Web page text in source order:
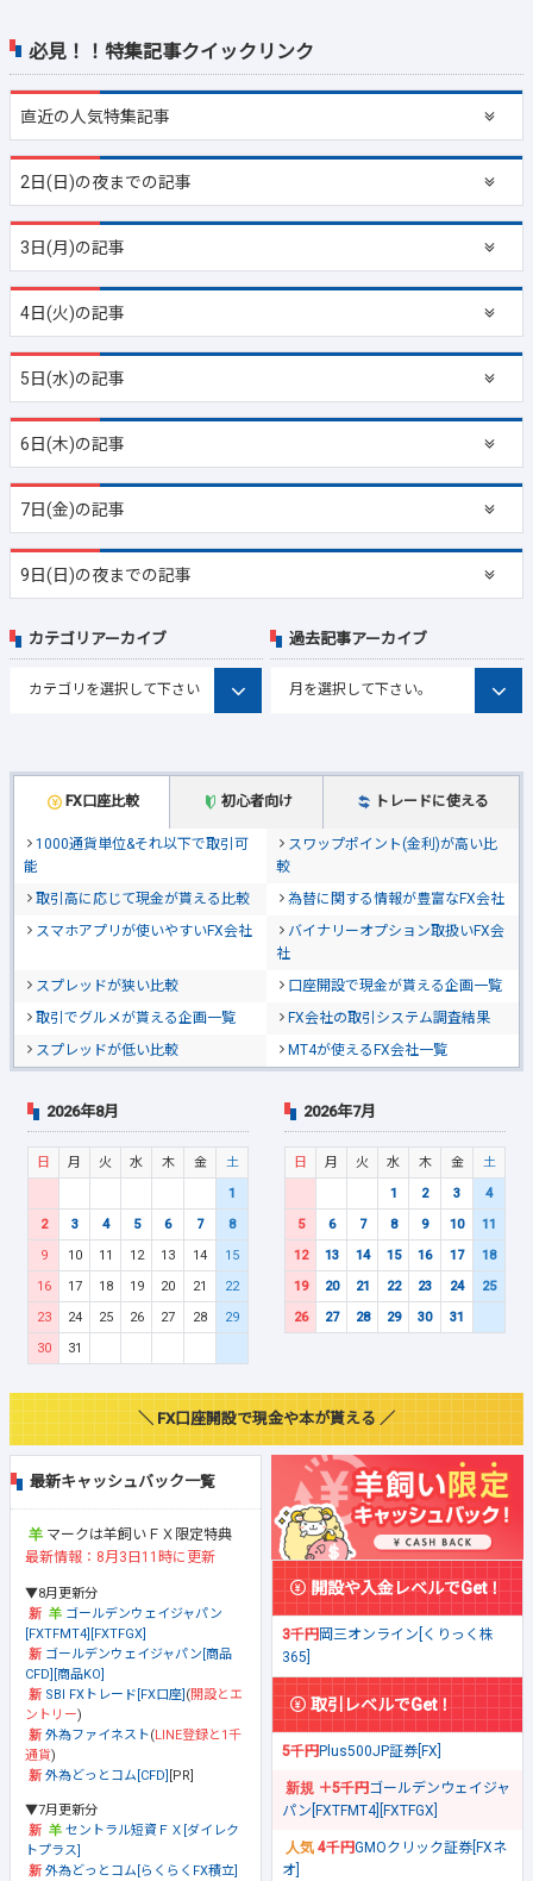
必見！！特集記事クイックリンク
直近の人気特集記事
2日(日)の夜までの記事
3日(月)の記事
4日(火)の記事
5日(水)の記事
6日(木)の記事
7日(金)の記事
9日(日)の夜までの記事
FX口座比較 初心者向け トレードに使える
1000通貨単位&それ以下で取引可
能
スワップポイント(金利)が高い比
較
取引高に応じて現金が貰える比較
為替に関する情報が豊富なFX会社
スマホアプリが使いやすいFX会社
バイナリーオプション取扱いFX会
社
スプレッドが狭い比較
口座開設で現金が貰える企画一覧
取引でグルメが貰える企画一覧
FX会社の取引システム調査結果
スプレッドが低い比較
MT4が使えるFX会社一覧
カテゴリアーカイブ 過去記事アーカイブ
2026年8月
日 月 火 水 木 金
土
1
2
3 4 5 6 7
8
9
10 11 12 13 14
15
16
17 18 19 20 21
22
23
24 25 26 27 28
29
30
31
2026年7月
日 月 火 水 木 金
土
1
2 3
4
5
6 7 8 9 10
11
12
13 14 15 16 17
18
19
20 21 22 23 24
25
26
27 28 29 30 31
＼ FX口座開設で現金や本が貰える ／
最新キャッシュバック一覧
マークは羊飼いＦＸ限定特典
最新情報：8月3日11時に更新
▼8月更新分
ゴールデンウェイジャパン
[FXTFMT4][FXTFGX]
ゴールデンウェイジャパン[商品
CFD][商品KO]
SBI FXトレード[FX口座] (開設とエ
ントリー)
外為ファイネスト(LINE登録と1千
通貨)
外為どっとコム[CFD] [PR]
▼7月更新分
セントラル短資ＦＸ[ダイレク
トプラス]
外為どっとコム[らくらくFX積立]
開設や入金レベルでGet！
3千円岡三オンライン[くりっく株
365]
取引レベルでGet！
5千円Plus500JP証券[FX]
＋5千円ゴールデンウェイジャ
パン[FXTFMT4][FXTFGX]
4千円GMOクリック証券[FXネ
オ]